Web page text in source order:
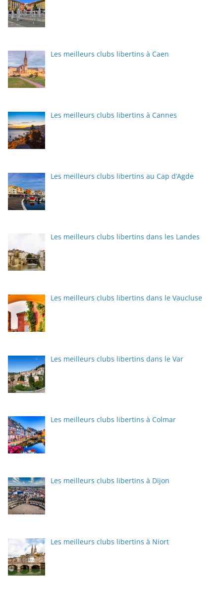
Les meilleurs clubs libertins à Caen
Les meilleurs clubs libertins à Cannes
Les meilleurs clubs libertins au Cap d’Agde
Les meilleurs clubs libertins dans les Landes
Les meilleurs clubs libertins dans le Vaucluse
Les meilleurs clubs libertins dans le Var
Les meilleurs clubs libertins à Colmar
Les meilleurs clubs libertins à Dijon
Les meilleurs clubs libertins à Niort